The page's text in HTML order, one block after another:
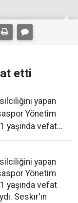
etti
yapan
Yönetim
yaşında vefat...
yapan
Yönetim
yaşında vefat
Seskır'ın